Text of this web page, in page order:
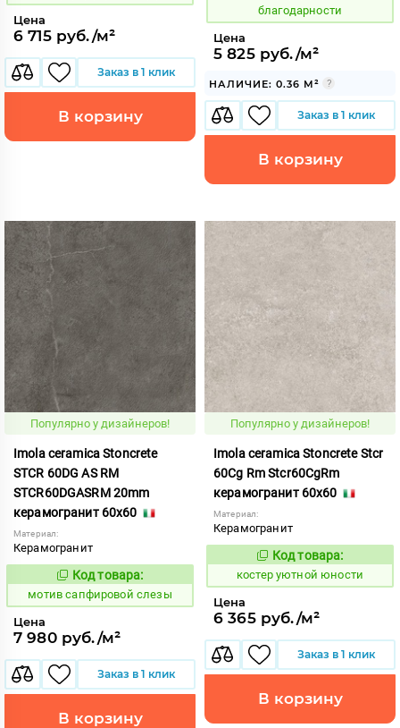
Цена
6 715 руб./м²
Заказ в 1 клик
В корзину
благодарности
Цена
5 825 руб./м²
НАЛИЧИЕ: 0.36 М²
Заказ в 1 клик
В корзину
Популярно у дизайнеров!
Imola ceramica Stoncrete
STCR 60DG AS RM
STCR60DGASRM 20mm
керамогранит 60x60
Материал:
Керамогранит
1041471
Код товара:
мотив сапфировой слезы
Цена
7 980 руб./м²
Заказ в 1 клик
В корзину
Популярно у дизайнеров!
Imola ceramica Stoncrete Stcr
60Cg Rm Stcr60CgRm
керамогранит 60x60
Материал:
Керамогранит
810748
Код товара:
костер уютной юности
Цена
6 365 руб./м²
Заказ в 1 клик
В корзину